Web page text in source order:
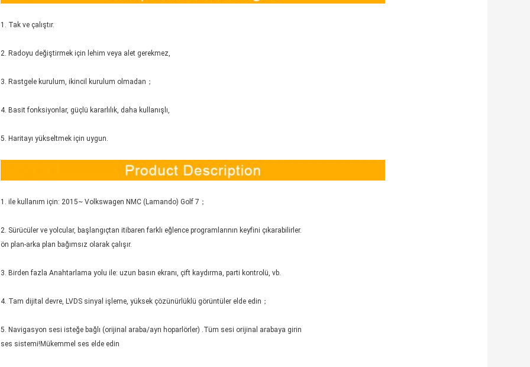
1. Tak ve çalıştır.
2. Radoyu değiştirmek için lehim veya alet gerekmez,
3. Rastgele kurulum, ikincil kurulum olmadan；
4. Basit fonksiyonlar, güçlü kararlılık, daha kullanışlı,
5. Haritayı yükseltmek için uygun.
1. ile kullanım için: 2015~ Volkswagen NMC (Lamando) Golf 7；
2. Sürücüler ve yolcular, başlangıçtan itibaren farklı eğlence programlarının keyfini çıkarabilirler.
ön plan-arka plan bağımsız olarak çalışır.
3. Birden fazla Anahtarlama yolu ile: uzun basın ekranı, çift kaydırma, parti kontrolü, vb.
4. Tam dijital devre, LVDS sinyal işleme, yüksek çözünürlüklü görüntüler elde edin；
5. Navigasyon sesi isteğe bağlı (orijinal araba/ayrı hoparlörler) .Tüm sesi orijinal arabaya girin
ses sistemi!Mükemmel ses elde edin